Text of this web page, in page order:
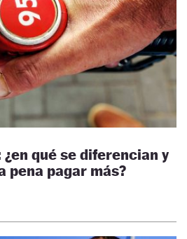
qué se diferencian y
pena pagar más?